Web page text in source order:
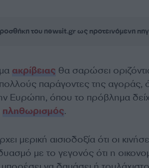
του newsit.gr ως προτεινόμενη
ακρίβειας θα σαρώσει
παράγοντες της αγοράς,
Ευρώπη, όπου το πρόβλημα
πληθωρισμός.
μερική αισιοδοξία ότι οι
με το γεγονός ότι η